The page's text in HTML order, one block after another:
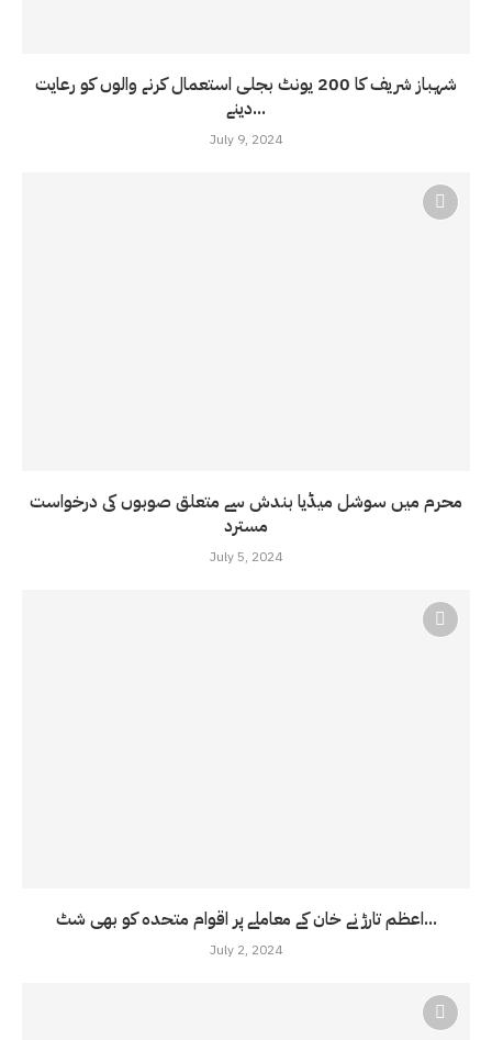
شہباز شریف کا 200 یونٹ بجلی استعمال کرنے والوں کو رعایت
دینے...
July 9, 2024
محرم میں سوشل میڈیا بندش سے متعلق صوبوں کی درخواست
مسترد
July 5, 2024
اعظم تارڑ نے خان کے معاملے پر اقوام متحدہ کو بھی شٹ...
July 2, 2024